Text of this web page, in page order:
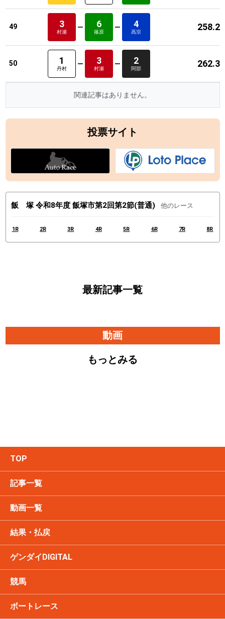
49 3
村瀬
6
篠原
4
高宗 258.2
50 1
丹村
3
村瀬
2
阿部 262.3
関連記事はありません。
投票サイト
飯 塚 令和8年度 飯塚市第2回第2節(普通) 他のレース
1R 2R 3R 4R 5R 6R 7R 8R
最新記事一覧
動画
もっとみる
TOP
記事一覧
動画一覧
結果・払戻
ゲンダイDIGITAL
競馬
ボートレース